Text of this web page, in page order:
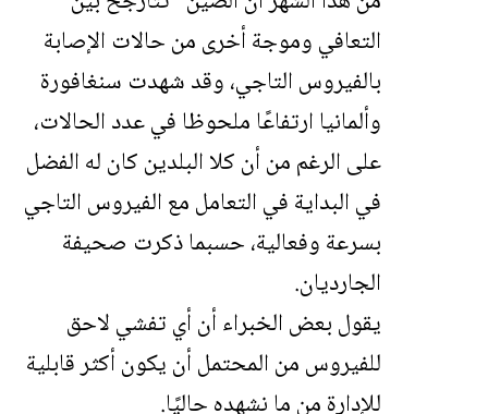
التعافي وموجة أخرى من حالات الإصابة
بالفيروس التاجي، وقد شهدت سنغافورة
وألمانيا ارتفاعًا ملحوظا في عدد الحالات،
على الرغم من أن كلا البلدين كان له الفضل
في البداية في التعامل مع الفيروس التاجي
بسرعة وفعالية، حسبما ذكرت صحيفة
الجارديان.
يقول بعض الخبراء أن أي تفشي لاحق
للفيروس من المحتمل أن يكون أكثر قابلية
للإدارة من ما نشهده حاليًا.